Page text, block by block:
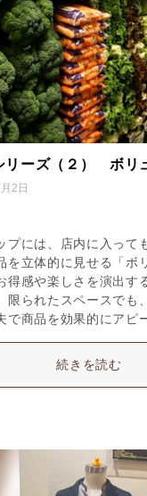
リーズ（２） ボリ
2日
プには、店内に入って
を立体的に見せる「ボ
得感や楽しさを演出す
限られたスペースでも
で商品を効果的にアピ
続きを読む